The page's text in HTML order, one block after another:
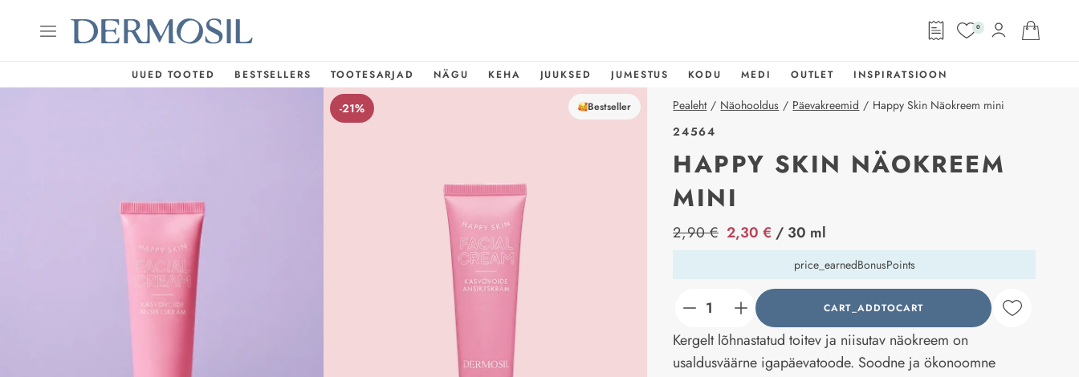
0
UUED TOOTED BESTSELLERS TOOTESARJAD NÄGU KEHA JUUKSED JUMESTUS KODU MEDI OUTLET INSPIRATSIOON
-21% Bestseller Pealeht / Näohooldus / Päevakreemid / Happy Skin Näokreem mini
24564
HAPPY SKIN NÄOKREEM
MINI
price_label
2,90 € 2,30 € / 30 ml
price_earnedBonusPoints
counter_current CART_ADDTOCART
Kergelt lõhnastatud toitev ja niisutav näokreem on
usaldusväärne igapäevatoode. Soodne ja ökonoomne